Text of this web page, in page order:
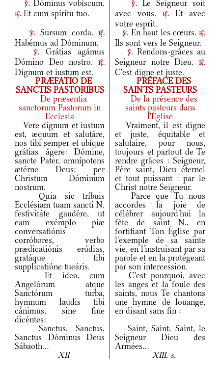
v. Dóminus vobíscum.
r. Et cum spíritu tuo.
v.
Le Seigneur soit
avec vous.
r.
Et avec
votre esprit.
v. Sursum corda. r.
Habémus ad Dóminum.
v. En haut les cœurs. r.
Ils sont vers le Seigneur.
v.
Grátias agámus
Dómino Deo nostro.
r.
Dignum et iustum est.
v.Rendons-grâces au
Seigneur notre Dieu.
r.
C'est digne et juste.
PRÆFATIO DE
SANCTIS PASTORIBUS
PRÉFACE DES
SAINTS PASTEURS
De præsentia
sanctorum Pastorum in
Ecclesia
De la présence des
saints pasteurs dans
l'Église
Vere dignum et iustum
est, æquum et salutáre,
nos tibi semper et ubíque
grátias ágere: Dómine,
sancte Pater, omnípotens
ætérne Deus: per
Christum Dóminum
nostrum.
Vraiment, il est digne
et juste, équitable et
salutaire, pour nous,
toujours et partout de Te
rendre grâces : Seigneur,
Père saint, Dieu éternel
et tout puissant : par le
Christ notre Seigneur.
Quia sic tríbuis
Ecclésiam tuam sancti N.
festivitáte gaudére, ut
eam exémplo piæ
conversatiónis
corróbores, verbo
prædicatiónis erúdias,
gratáque tibi
supplicatióne tueáris.
Parce que Tu nous
accordes la joie de
célébrer aujourd'hui la
fête de saint N., en
fortifiant Ton Église par
l'exemple de sa sainte
vie, en l'instruisant par sa
parole et en la protégeant
par son intercession.
Et ídeo, cum
Angelórum atque
Sanctórum turba,
hymnum laudis tibi
cánimus, sine fine
dicéntes:
C'est pourquoi, avec
les anges et la foule des
saints, nous Te chantons
une hymne de louange,
en disant sans fin :
Sanctus, Sanctus,
Sanctus Dóminus Deus
Sábaoth...
Saint, Saint, Saint, le
Seigneur Dieu des
Armées...
XII
XIII. s.